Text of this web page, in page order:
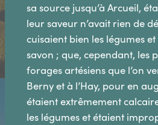
sa source jusqu’à Arcueil,
leur saveur n’avait rien de
cuisaient bien les légumes
savon ; que, cependant, les
forages artésiens que l’on
Berny et à l’Hay, pour en
étaient extrêmement
les légumes et étaient